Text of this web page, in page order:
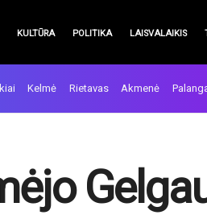
KULTŪRA POLITIKA LAISVALAIKIS
Kelmė Rietavas Akmenė